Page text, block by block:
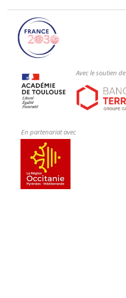
Avec le soutien de
En partenariat avec